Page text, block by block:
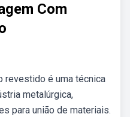
Com
revestido é uma técnica
metalúrgica,
para união de materiais.